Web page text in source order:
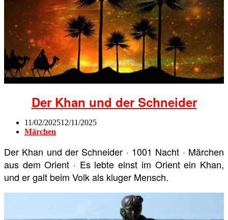
Der Khan und der Schneider
11/02/202512/11/2025
Märchen
Der Khan und der Schneider · 1001 Nacht · Märchen
aus dem Orient · Es lebte einst im Orient ein Khan,
und er galt beim Volk als kluger Mensch.